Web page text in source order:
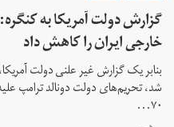
خارجی ایران را کاهش داد
بنابر یک گزارش غیر علنی دولت
۷۰...